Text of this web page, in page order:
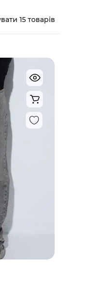
15 товарів